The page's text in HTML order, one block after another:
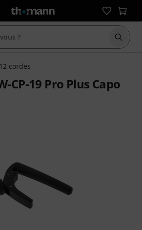
cordes
CP-19 Pro Plus Capo
sur 5 d'après 45 évaluations clients